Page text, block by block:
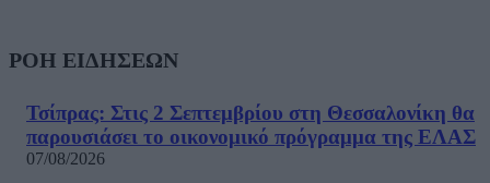
ΡΟΗ ΕΙΔΗΣΕΩΝ
Τσίπρας: Στις 2 Σεπτεμβρίου στη Θεσσαλονίκη θα
παρουσιάσει το οικονομικό πρόγραμμα της ΕΛΑΣ
07/08/2026